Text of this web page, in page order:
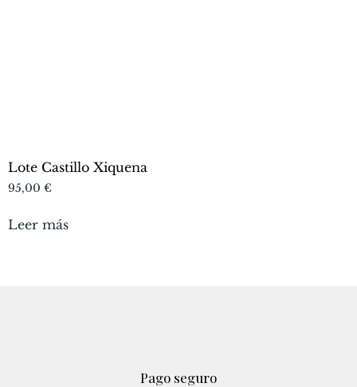
Lote Castillo Xiquena
95,00 €
Leer más
Pago seguro